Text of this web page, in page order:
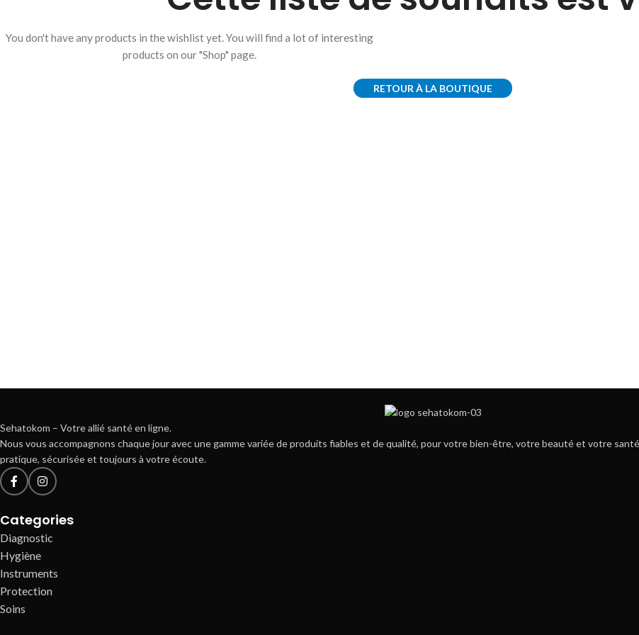
You don't have any products in the wishlist yet.You will find a lot of interesting
products on our "Shop" page.
RETOUR À LA BOUTIQUE
Sehatokom – Votre allié santé en ligne.
Nous vous accompagnons chaque jour avec une gamme variée de produits fiables et de qualité, pour votre bien-être, votre beauté et votre
pratique, sécurisée et toujours à votre écoute.
Categories
Diagnostic
Hygiène
Instruments
Protection
Soins